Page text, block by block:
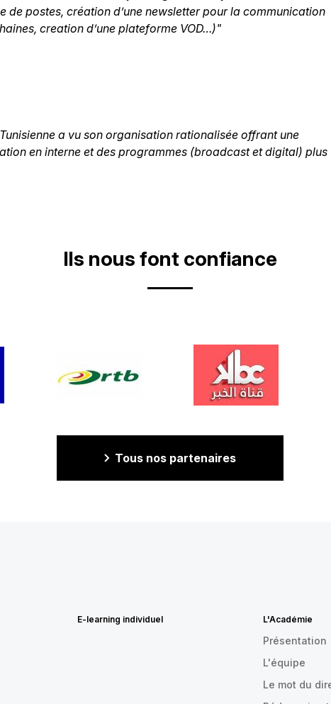
de postes, création d’une newsletter pour la communication
creation d’une plateforme VOD…)"
a vu son organisation rationalisée offrant une
en interne et des programmes (broadcast et digital) plus
Ils nous font confiance
Tous nos partenaires
E-learning individuel L'Académie
Présentation
L'équipe
Le mot du